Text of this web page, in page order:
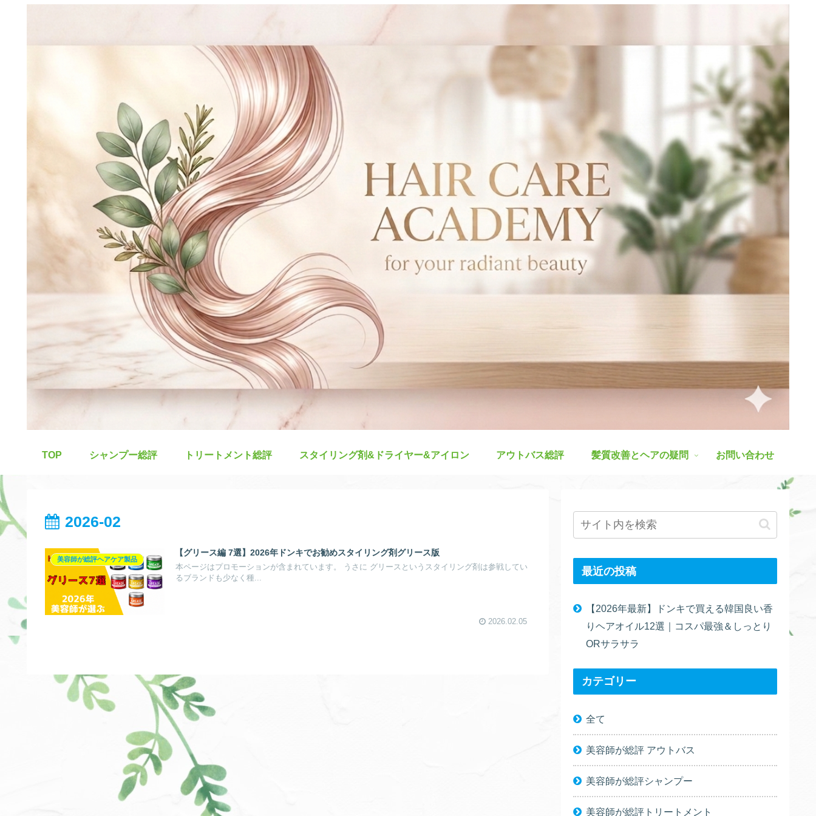
TOP シャンプー総評 トリートメント総評 スタイリング剤&ドライヤー&アイロン アウトバス総評 髪質改善とヘアの疑問 お問い合わせ
2026-02
美容師が総評ヘアケア製品
【グリース編 7選】2026年ドンキでお勧めスタイリング剤グリース版
本ページはプロモーションが含まれています。 うさに グリースというスタイリング剤は参戦してい
るブランドも少なく種...
2026.02.05
最近の投稿
【2026年最新】ドンキで買える韓国良い香
りヘアオイル12選｜コスパ最強＆しっとり
ORサラサラ
カテゴリー
全て
美容師が総評 アウトバス
美容師が総評シャンプー
美容師が総評トリートメント